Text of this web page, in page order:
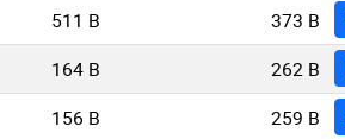
511 B 373 B
164 B 262 B
156 B 259 B